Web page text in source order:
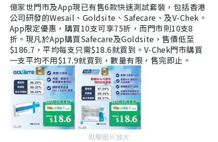
億家世門市及App現已有售6款快速測試套裝，包括香港
公司研發的Wesail、Goldsite、Safecare、及V-Chek。
App限定優惠，購買10支可享75折，而門市則10支8
折。現凡於App購買Safecare及Goldsite，售價低至
$186.7，平均每支只需$18.6就買到。V-Chek門市購買
一支平均不用$17.9就買到，數量有限，售完即止。
點擊圖片放大